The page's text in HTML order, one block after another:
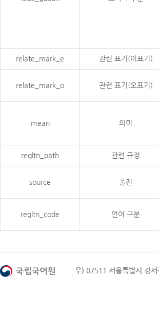
relate_mark_e 관련 표기(이표기)
relate_mark_o 관련 표기(오표기)
mean 의미
regltn_path 관련 규정
source 출전
regltn_code 언어 구분
우) 07511 서울특별시 강